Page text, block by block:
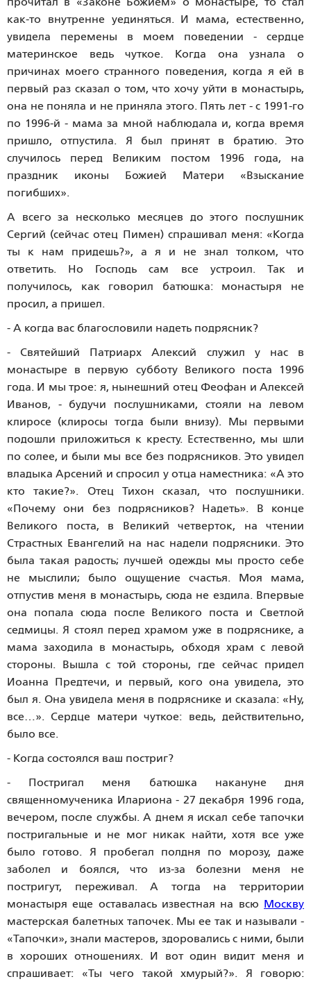
как-то внутренне уединяться. И мама, естественно,
увидела перемены в моем поведении - сердце
материнское ведь чуткое. Когда она узнала о
причинах моего странного поведения, когда я ей в
первый раз сказал о том, что хочу уйти в монастырь,
она не поняла и не приняла этого. Пять лет - с 1991-го
по 1996-й - мама за мной наблюдала и, когда время
пришло, отпустила. Я был принят в братию. Это
случилось перед Великим постом 1996 года, на
праздник иконы Божией Матери «Взыскание
погибших».
А всего за несколько месяцев до этого послушник
Сергий (сейчас отец Пимен) спрашивал меня: «Когда
ты к нам придешь?», а я и не знал толком, что
ответить. Но Господь сам все устроил. Так и
получилось, как говорил батюшка: монастыря не
просил, а пришел.
- А когда вас благословили надеть подрясник?
- Святейший Патриарх Алексий служил у нас в
монастыре в первую субботу Великого поста 1996
года. И мы трое: я, нынешний отец Феофан и Алексей
Иванов, - будучи послушниками, стояли на левом
клиросе (клиросы тогда были внизу). Мы первыми
подошли приложиться к кресту. Естественно, мы шли
по солее, и были мы все без подрясников. Это увидел
владыка Арсений и спросил у отца наместника: «А это
кто такие?». Отец Тихон сказал, что послушники.
«Почему они без подрясников? Надеть». В конце
Великого поста, в Великий четверток, на чтении
Страстных Евангелий на нас надели подрясники. Это
была такая радость; лучшей одежды мы просто себе
не мыслили; было ощущение счастья. Моя мама,
отпустив меня в монастырь, сюда не ездила. Впервые
она попала сюда после Великого поста и Светлой
седмицы. Я стоял перед храмом уже в подряснике, а
мама заходила в монастырь, обходя храм с левой
стороны. Вышла с той стороны, где сейчас придел
Иоанна Предтечи, и первый, кого она увидела, это
был я. Она увидела меня в подряснике и сказала: «Ну,
все…». Сердце матери чуткое: ведь, действительно,
было все.
- Когда состоялся ваш постриг?
- Постригал меня батюшка накануне дня
священномученика Илариона - 27 декабря 1996 года,
вечером, после службы. А днем я искал себе тапочки
постригальные и не мог никак найти, хотя все уже
было готово. Я пробегал полдня по морозу, даже
заболел и боялся, что из-за болезни меня не
постригут, переживал. А тогда на территории
монастыря еще оставалась известная на всю Москву
мастерская балетных тапочек. Мы ее так и называли -
«Тапочки», знали мастеров, здоровались с ними, были
в хороших отношениях. И вот один видит меня и
спрашивает: «Ты чего такой хмурый?». Я говорю: